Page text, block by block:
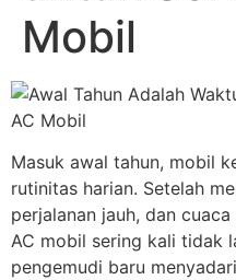
Mobil
Masuk awal tahun, mobil
rutinitas harian. Setelah
perjalanan jauh, dan
AC mobil sering kali tidak
pengemudi baru